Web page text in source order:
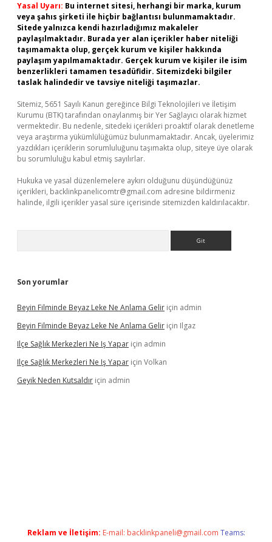
Yasal Uyarı: Bu internet sitesi, herhangi bir marka, kurum
veya şahıs şirketi ile hiçbir bağlantısı bulunmamaktadır.
Sitede yalnızca kendi hazırladığımız makaleler
paylaşılmaktadır. Burada yer alan içerikler haber niteliği
taşımamakta olup, gerçek kurum ve kişiler hakkında
paylaşım yapılmamaktadır. Gerçek kurum ve kişiler ile isim
benzerlikleri tamamen tesadüfidir. Sitemizdeki bilgiler
taslak halindedir ve tavsiye niteliği taşımazlar.
Sitemiz, 5651 Sayılı Kanun gereğince Bilgi Teknolojileri ve İletişim
Kurumu (BTK) tarafından onaylanmış bir Yer Sağlayıcı olarak hizmet
vermektedir. Bu nedenle, sitedeki içerikleri proaktif olarak denetleme
veya araştırma yükümlülüğümüz bulunmamaktadır. Ancak, üyelerimiz
yazdıkları içeriklerin sorumluluğunu taşımakta olup, siteye üye olarak
bu sorumluluğu kabul etmiş sayılırlar.
Hukuka ve yasal düzenlemelere aykırı olduğunu düşündüğünüz
içerikleri, backlinkpanelicomtr@gmail.com adresine bildirmeniz
halinde, ilgili içerikler yasal süre içerisinde sitemizden kaldırılacaktır.
Son yorumlar
Beyin Filminde Beyaz Leke Ne Anlama Gelir için admin
Beyin Filminde Beyaz Leke Ne Anlama Gelir için Ilgaz
Ilçe Sağlık Merkezleri Ne Iş Yapar için admin
Ilçe Sağlık Merkezleri Ne Iş Yapar için Volkan
Geyik Neden Kutsaldır için admin
Reklam ve İletişim: E-mail: backlinkpaneli@gmail.com Teams: